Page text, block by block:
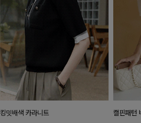
킹밋배색 카라니트 캘핀패턴